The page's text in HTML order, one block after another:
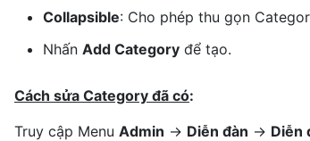
Collapsible: Cho phép thu gọn
Nhấn Add Category để tạo.
Cách sửa Category đã có:
Truy cập Menu Admin -> Diễn đàn -> Diễn